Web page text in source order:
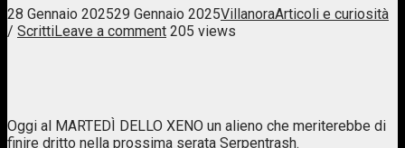
28 Gennaio 202529 Gennaio 2025VillanoraArticoli e curiosità
/ ScrittiLeave a comment 205 views
Oggi al MARTEDÌ DELLO XENO un alieno che meriterebbe di
finire dritto nella prossima serata Serpentrash.